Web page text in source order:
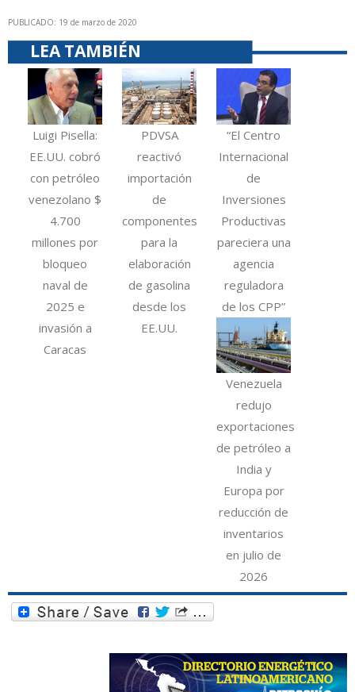
PUBLICADO: 19 de marzo de 2020
LEA TAMBIÉN
Luigi Pisella:
EE.UU. cobró
con petróleo
venezolano $
4.700
millones por
bloqueo
naval de
2025 e
invasión a
Caracas
PDVSA
reactivó
importación
de
componentes
para la
elaboración
de gasolina
desde los
EE.UU.
“El Centro
Internacional
de
Inversiones
Productivas
pareciera una
agencia
reguladora
de los CPP”
Venezuela
redujo
exportaciones
de petróleo a
India y
Europa por
reducción de
inventarios
en julio de
2026